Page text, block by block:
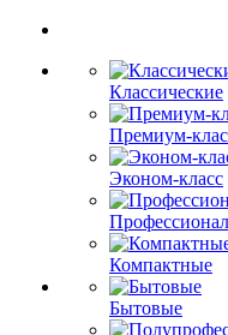
Классические
Премиум-
Эконом-класс
Компактные
Бытовые